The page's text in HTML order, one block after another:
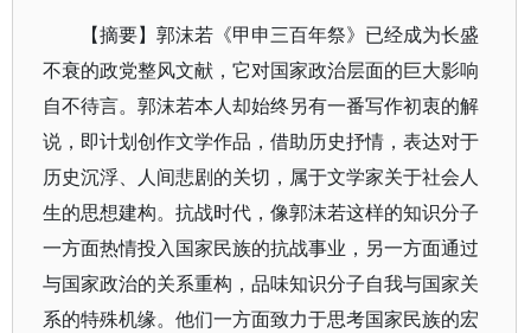
【摘要】郭沫若《甲申三百年祭》已经成为长盛
不衰的政党整风文献，它对国家政治层面的巨大影响
自不待言。郭沫若本人却始终另有一番写作初衷的解
说，即计划创作文学作品，借助历史抒情，表达对于
历史沉浮、人间悲剧的关切，属于文学家关于社会人
生的思想建构。抗战时代，像郭沫若这样的知识分子
一方面热情投入国家民族的抗战事业，另一方面通过
与国家政治的关系重构，品味知识分子自我与国家关
系的特殊机缘。他们一方面致力于思考国家民族的宏